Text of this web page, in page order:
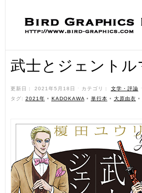
武士とジェントル
更新日： 2021年5月18日 ˑ カテゴリ： 文学・評論 ˑ
タグ: 2021年 • KADOKAWA • 単行本 • 大原由衣 •